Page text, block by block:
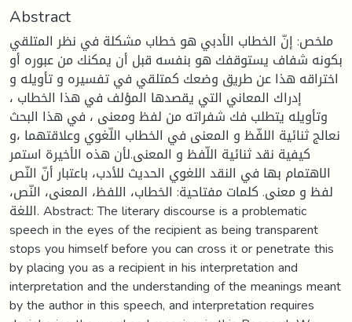
Abstract
ملخص: إنّ الخطاب الأدبي هو خطاب مشكلة في نظر المتلقي
بكونه شفاف يستوقفك هو بنفسه قبل أن يمكنك من عبوره أو
اختراقه هذا عن طريق وضعك كمتلقي في تفسيره و تأويله و
إدراك المعاني التي يقصدها المؤلف في هذا الخطاب ،
وتأويله يتطلب فك شفراته من لفظ ومعنى ، في هذا البحث
نعالج ثنائية اللفّظ و المعنى في الخطاب اللّغوي وعلاقتهما ،و
كيفية نقد ثنائية اللّفظ و المعنى.لأن هذه الأخيرة استمر
الاهتمام بها في النقد اللغوي الحديث للأدب، باعتبار أنّ النّص
لفظ و معنى. كلمات مفتاحية: الخطاب، اللفظ، المعنى، النّص،
اللغة. Abstract: The literary discourse is a problematic
speech in the eyes of the recipient as being transparent
stops you himself before you can cross it or penetrate this
by placing you as a recipient in his interpretation and
interpretation and the understanding of the meanings meant
by the author in this speech, and interpretation requires